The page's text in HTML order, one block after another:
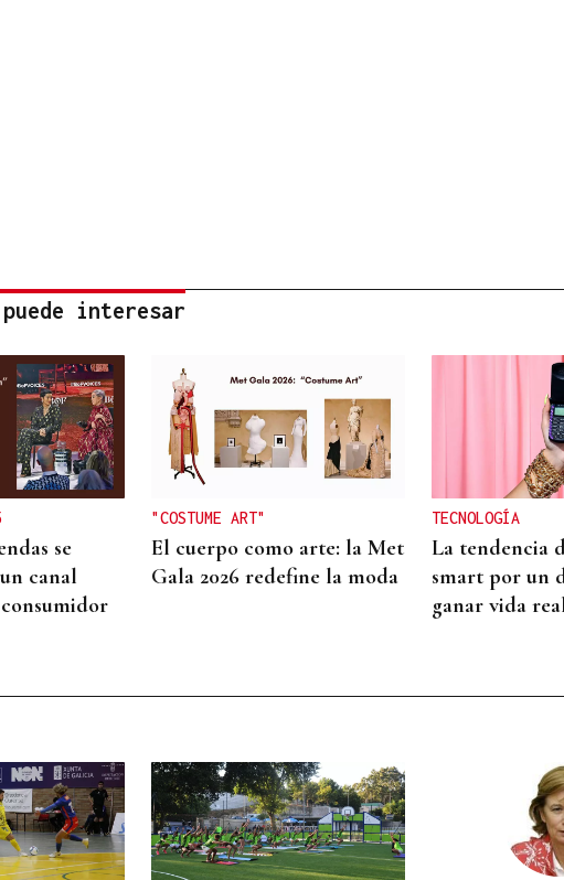
interesar
se
canal
"COSTUME ART"
El cuerpo como arte: la Met
Gala 2026 redefine la moda
TECNOLOGÍA
La tendencia
smart por un
ganar vida
el (ya no